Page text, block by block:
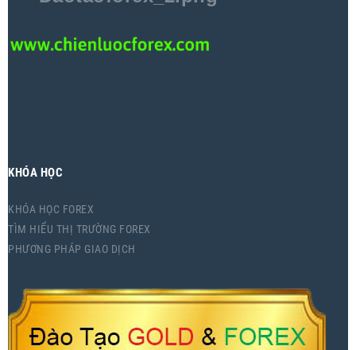
KHÓA HỌC
KHÓA HỌC FOREX
TÌM HIỂU THỊ TRƯỜNG FOREX
PHƯƠNG PHÁP GIAO DỊCH